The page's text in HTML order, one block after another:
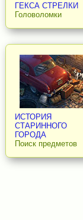
ГЕКСА СТРЕЛКИ
Головоломки
ИСТОРИЯ
СТАРИННОГО
ГОРОДА
Поиск предметов